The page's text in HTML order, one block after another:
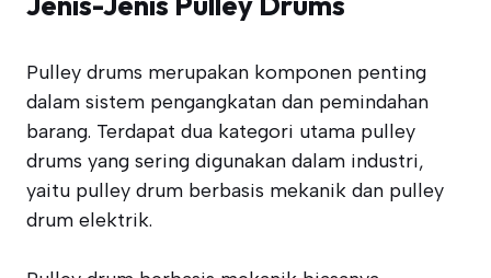
Pulley drums merupakan komponen penting
dalam sistem pengangkatan dan pemindahan
barang. Terdapat dua kategori utama pulley
drums yang sering digunakan dalam industri,
yaitu pulley drum berbasis mekanik dan pulley
drum elektrik.